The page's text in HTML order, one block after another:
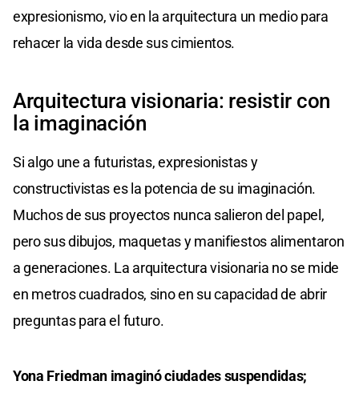
expresionismo, vio en la arquitectura un medio para
rehacer la vida desde sus cimientos.
Arquitectura visionaria: resistir con
la imaginación
Si algo une a futuristas, expresionistas y
constructivistas es la potencia de su imaginación.
Muchos de sus proyectos nunca salieron del papel,
pero sus dibujos, maquetas y manifiestos alimentaron
a generaciones. La arquitectura visionaria no se mide
en metros cuadrados, sino en su capacidad de abrir
preguntas para el futuro.
Yona Friedman imaginó ciudades suspendidas;